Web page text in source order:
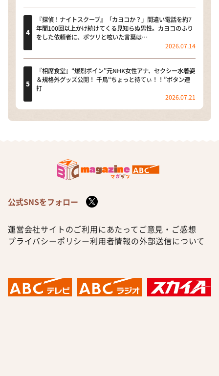
『探偵！ナイトスクープ』「カヨコか？」間違い電話を約7
年間100回以上かけ続けてくる見知らぬ男性。カヨコのふり
をした依頼者に、ポツリと呟いた言葉は…
2026.07.14
『相席食堂』“爆烈ボイン”元NHK女性アナ、セクシー水着姿
＆規格外グッズ公開！ 千鳥“ちょっと待てぃ！！”ボタン連
打
2026.07.21
公式SNSをフォロー
運営会社サイトのご利用にあたって ご意見・ご感想
プライバシーポリシー利用者情報の外部送信について